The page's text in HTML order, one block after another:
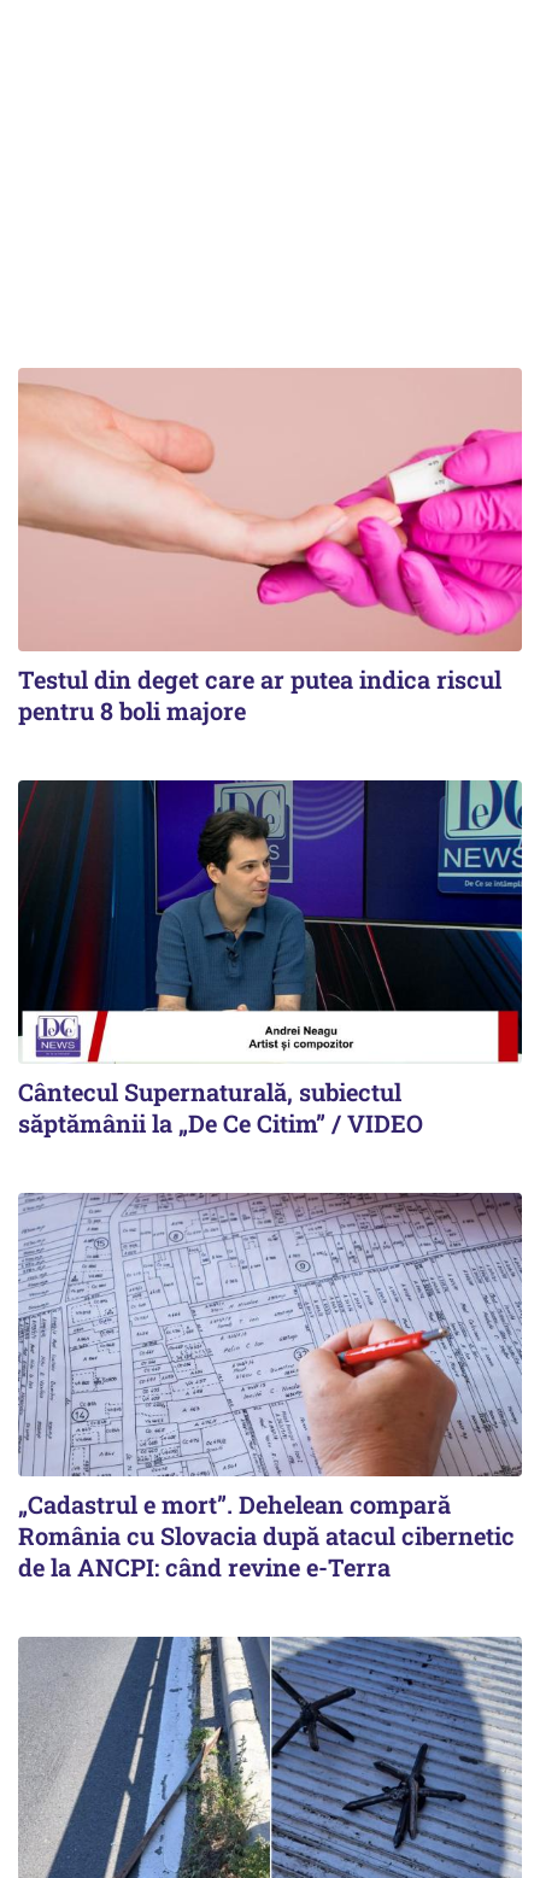
Testul din deget care ar putea indica riscul
pentru 8 boli majore
Cântecul Supernaturală, subiectul
săptămânii la „De Ce Citim” / VIDEO
„Cadastrul e mort”. Dehelean compară
România cu Slovacia după atacul cibernetic
de la ANCPI: când revine e-Terra